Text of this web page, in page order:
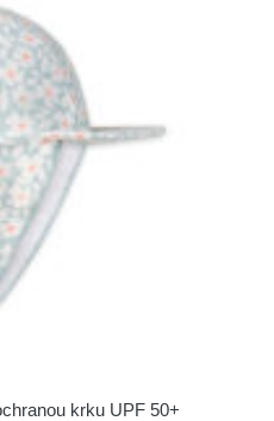
krku UPF 50+